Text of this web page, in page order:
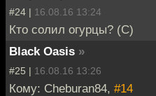
#24 | 16.08.16 13:24
Кто солил огурцы? (С)
Black Oasis »
#25 | 16.08.16 13:26
Кому: Cheburan84, #14